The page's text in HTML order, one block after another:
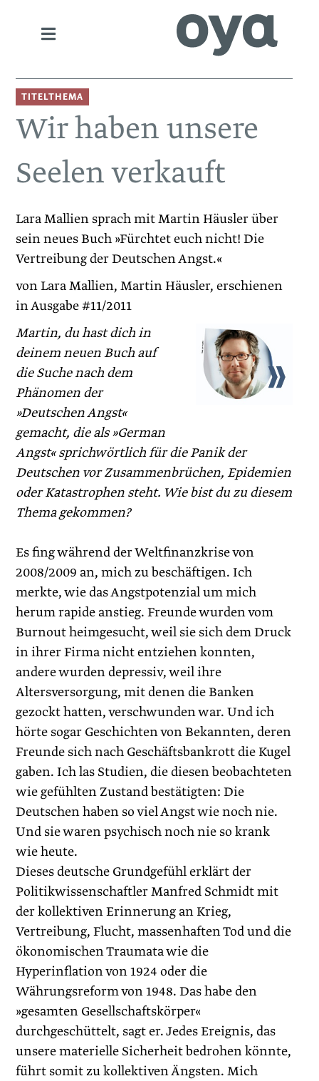
TITELTHEMA
Wir haben unsere
Seelen verkauft
Lara Mallien sprach mit Martin Häusler über
sein neues Buch »Fürchtet euch nicht! Die
Vertreibung der Deutschen Angst.«
von Lara Mallien, Martin Häusler, erschienen
in Ausgabe #11/2011
Martin, du hast dich in
deinem neuen Buch auf
die Suche nach dem
Phänomen der
»Deutschen Angst«
gemacht, die als »German
Angst« sprichwörtlich für die Panik der
Deutschen vor Zusammenbrüchen, Epidemien
oder Katastrophen steht. Wie bist du zu diesem
Thema gekommen?
Es fing während der Weltfinanzkrise von
2008/2009 an, mich zu beschäftigen. Ich
merkte, wie das Angstpotenzial um mich
herum rapide anstieg. Freunde wurden vom
Burnout heimgesucht, weil sie sich dem Druck
in ihrer Firma nicht entziehen konnten,
andere wurden depressiv, weil ihre
Altersversorgung, mit denen die Banken
gezockt hatten, verschwunden war. Und ich
hörte sogar Geschichten von Bekannten, deren
Freunde sich nach Geschäftsbankrott die Kugel
gaben. Ich las Studien, die diesen beobachteten
wie gefühlten Zustand bestätigten: Die
Deutschen haben so viel Angst wie noch nie.
Und sie waren psychisch noch nie so krank
wie heute.
Dieses deutsche Grundgefühl erklärt der
Politikwissenschaftler Manfred Schmidt mit
der kollektiven Erinnerung an Krieg,
Vertreibung, Flucht, massenhaften Tod und die
ökonomischen Traumata wie die
Hyperinflation von 1924 oder die
Währungsreform von 1948. Das habe den
»gesamten Gesellschaftskörper«
durchgeschüttelt, sagt er. ­Jedes Ereignis, das
unsere materielle Sicherheit bedrohen könnte,
führt somit zu kollektiven Ängsten. Mich